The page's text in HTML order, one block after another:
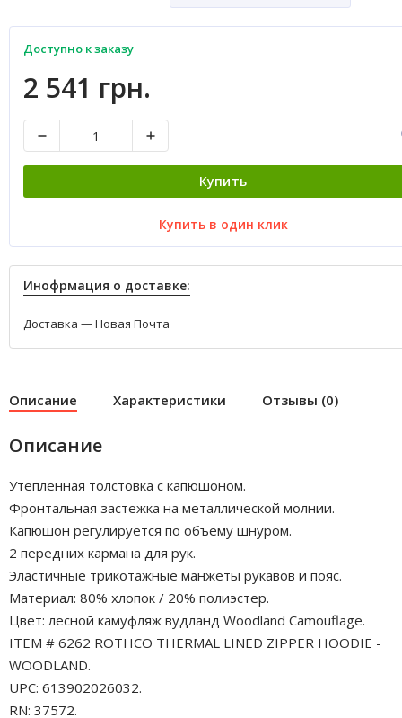
Доступно к заказу
2 541 грн.
Купить
Купить в один клик
Инофрмация о доставке:
Доставка — Новая Почта
Описание Характеристики Отзывы (0)
Описание
Утепленная толстовка с капюшоном.
Фронтальная застежка на металлической молнии.
Капюшон регулируется по объему шнуром.
2 передних кармана для рук.
Эластичные трикотажные манжеты рукавов и пояс.
Материал: 80% хлопок / 20% полиэстер.
Цвет: лесной камуфляж вудланд Woodland Camouflage.
ITEM # 6262 ROTHCO THERMAL LINED ZIPPER HOODIE -
WOODLAND.
UPC: 613902026032.
RN: 37572.